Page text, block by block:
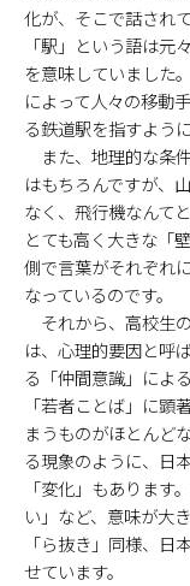
化が、そこで話され
「駅」という語は
を意味していました
によって人々の移動
る鉄道駅を指すよう
また、地理的な条
はもちろんですが、
なく、飛行機なんて
とても高く大きな「
側で言葉がそれぞれ
なっているのです。
それから、高校生
は、心理的要因と呼
る「仲間意識」によ
「若者ことば」に顕
まうものがほとんど
る現象のように、日
「変化」もあります
い」など、意味が大
「ら抜き」同様、
せています。